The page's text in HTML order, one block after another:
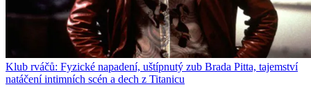
Klub rváčů: Fyzické napadení, uštípnutý zub Brada Pitta, tajemství
natáčení intimních scén a dech z Titanicu